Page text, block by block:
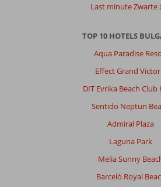
Last minute Zwarte
TOP 10 HOTELS
Aqua Paradise
Effect Grand
DIT Evrika Beach Club
Sentido Neptun
Admiral Plaza
Laguna Park
Melia Sunny
Barceló Royal